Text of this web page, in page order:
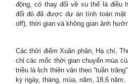
động, có thay đổi về xu thế là điều
đổi đó đã được dự án tính toán mặt
off), thời gian và không gian ảnh
Các thời điểm Xuân phân, Hạ chí,
chỉ các mốc thời gian chuyển mùa
triều là lịch thiên văn theo “tuần
kỳ ngày, tháng, mùa, năm, 18,6 năm.